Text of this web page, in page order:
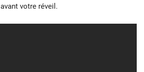
avant votre réveil.